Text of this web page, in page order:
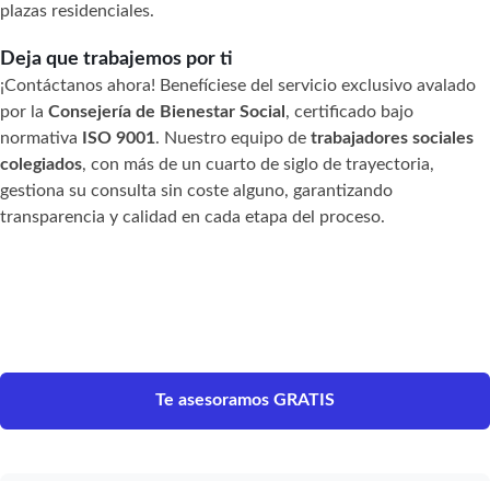
plazas residenciales.
Deja que trabajemos por ti
¡Contáctanos ahora! Benefíciese del servicio exclusivo avalado
por la Consejería de Bienestar Social , certificado bajo
normativa
ISO 9001. Nuestro equipo de trabajadores sociales
colegiados, con más de un cuarto de siglo de trayectoria,
gestiona su consulta sin coste alguno, garantizando
transparencia y calidad en cada etapa del proceso.
Te asesoramos GRATIS